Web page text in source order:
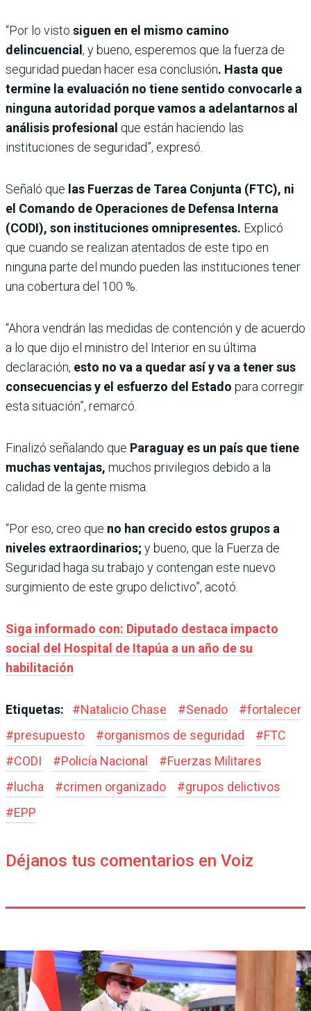
“Por lo visto siguen en el mismo camino
delincuencial, y bueno, esperemos que la fuerza de
seguridad puedan hacer esa conclusión. Hasta que
termine la evaluación no tiene sentido convocarle a
ninguna autoridad porque vamos a adelantarnos al
análisis profesional que están haciendo las
instituciones de seguridad”, expresó.
Señaló que las Fuerzas de Tarea Conjunta (FTC), ni
el Comando de Operaciones de Defensa Interna
(CODI), son instituciones omnipresentes. Explicó
que cuando se realizan atentados de este tipo en
ninguna parte del mundo pueden las instituciones tener
una cobertura del 100 %.
“Ahora vendrán las medidas de contención y de acuerdo
a lo que dijo el ministro del Interior en su última
declaración, esto no va a quedar así y va a tener sus
consecuencias y el esfuerzo del Estado para corregir
esta situación”, remarcó.
Finalizó señalando que Paraguay es un país que tiene
muchas ventajas, muchos privilegios debido a la
calidad de la gente misma.
“Por eso, creo que no han crecido estos grupos a
niveles extraordinarios; y bueno, que la Fuerza de
Seguridad haga su trabajo y contengan este nuevo
surgimiento de este grupo delictivo”, acotó.
Siga informado con: Diputado destaca impacto
social del Hospital de Itapúa a un año de su
habilitación
Etiquetas: #Natalicio Chase #Senado #fortalecer
#presupuesto #organismos de seguridad #FTC
#CODI #Policía Nacional #Fuerzas Militares
#lucha #crimen organizado #grupos delictivos
#EPP
Déjanos tus comentarios en Voiz